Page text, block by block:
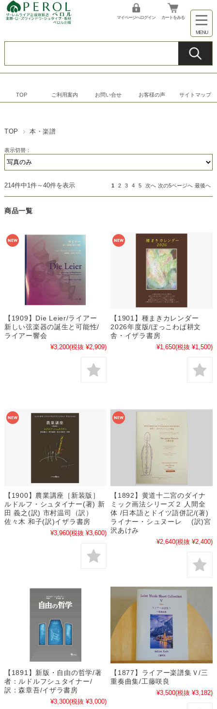
マイページへログイン カートをみる
TOP ご利用案内 お問い合せ お客様の声 サイトマップ
TOP 本・楽譜
表示切替：
214件中1件～40件を表示 1 2 3 4 5 次へ 次の5ページへ 最後へ
商品一覧
【1909】Die Leier/ライアー
新しい弦楽器の誕生と可能性/
ライアー響会
¥3,200(税抜 ¥2,909)
【1901】種まきカレンダー
2026年度版/ぽっこわぱ耕文
舎・イザラ書房
¥1,650(税抜 ¥1,500)
【1900】農業講座［新装版］
ルドルフ・シュタイナー(著) 新
田 義之(訳) 市村温司（訳）
佐々木 和子(訳)イザラ書房
¥3,960(税抜 ¥3,600)
【1892】黄道十二宮のダイナ
ミック画法シリーズ２ 人間全
体 /日本語とドイツ語併記/(著)
ライナー・シュヌーレ (訳)宮
沢あけみ
¥2,640(税抜 ¥2,400)
【1891】新版・自由の哲学/著
者：ルドルフシュタイナー/
訳：森章吾/イザラ書房
¥3,300(税抜 ¥3,000)
【1877】ライアー楽譜集Ｖ/三
重奏曲集/工藤咲良
¥3,500(税抜 ¥3,182)